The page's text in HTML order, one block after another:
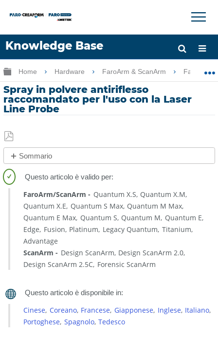
Knowledge Base
Lingua
Chiedere aiuto Accesso
×
Ingrandisci/riduci gerarchia globale
Home Hardware FaroArm & ScanArm FaroArm
Spray in polvere antiriflesso
raccomandato per l'uso con la Laser
Line Probe
Salva
come
PDF
Sommario
No
intestazioni
FaroArm/ScanArm Quantum X.S Quantum X.M
Quantum X.E Quantum S Max Quantum M Max
Quantum E Max Quantum S Quantum M Quantum E
Edge Fusion Platinum Legacy Quantum Titanium
Advantage
ScanArm
Design ScanArm Design ScanArm 2.0
Design ScanArm 2.5C Forensic ScanArm
Cinese Coreano Francese Giapponese Inglese Italiano
Portoghese Spagnolo Tedesco